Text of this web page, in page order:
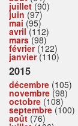
juillet(90)
juin (97)
mai (95)
avril(112)
mars(98)
février(122)
janvier(110)
2015
décembre (105)
novembre (98)
octobre (108)
septembre (100)
août (76)